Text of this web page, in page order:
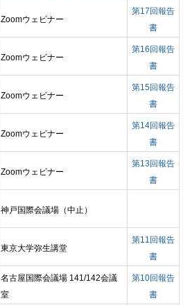
Zoomウェビナー
第17回報告
書
Zoomウェビナー
第16回報告
書
Zoomウェビナー
第15回報告
書
Zoomウェビナー
第14回報告
書
Zoomウェビナー
第13回報告
書
神戸国際会議場（中止）
東京大学弥生講堂
第11回報告
書
名古屋国際会議場 141/142会議
室
第10回報告
書